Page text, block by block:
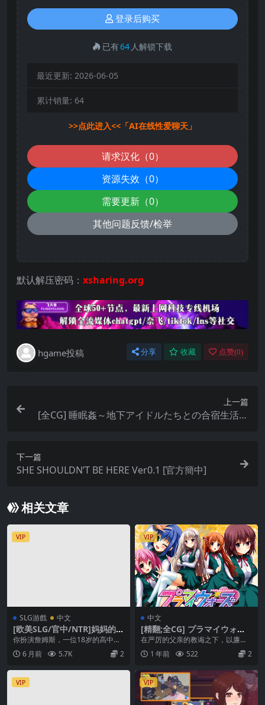
登录后购买
已有64 人解锁下载
最近更新: 2026-06-05
累计销量: 64
>>点此进入<<「AI在线性爱聊天」
请求汉化（0）
资源失效（0）
需要更新（0）
其他问题反馈/检举
默认解压密码： xsharing.org
hgame投稿 分享 收藏 点赞(0)
上一篇
[全CG] 睡眠姦～地下アイドルたちとの合宿生活～
下一篇
SHE SHOULDN’T BE HERE Ver0.1 [官方簡中]
相关文章
VIP
SLG游戲 中文
[欧美SLG/官中/NTR]妈妈的N
TR训练 Mother NTR Trainin
你扮演詹姆斯，一位18岁的高中
生，童年时期经历了可怕的创伤
——亲眼目睹父亲在一场...
6 月前 5.7K 2
VIP
中文
[精翻;全CG] プラマイウォー
ズ [簡中]
在严厉的父亲的教诲之下，以廉
洁，清正，美丽为方针，从小便被
严格教育的主人公与其姐...
1 年前 522 2
VIP VIP